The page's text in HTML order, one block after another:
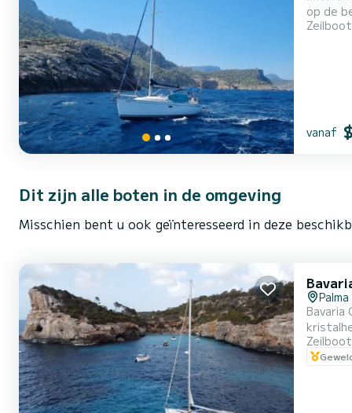
op de
water.
Zeilboot
vanaf
Dit zijn alle boten in de omgeving
Misschien bent u ook geïnteresseerd in deze
Bavaria
Zeilboot